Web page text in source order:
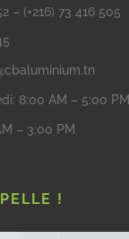
– (+216) 73 416 505
8:00 AM – 5:00 PM
– 3:00 PM
!